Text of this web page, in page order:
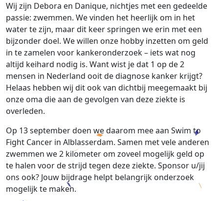
Wij zijn Debora en Danique, nichtjes met een gedeelde
passie: zwemmen. We vinden het heerlijk om in het
water te zijn, maar dit keer springen we erin met een
bijzonder doel. We willen onze hobby inzetten om geld
in te zamelen voor kankeronderzoek – iets wat nog
altijd keihard nodig is. Want wist je dat 1 op de 2
mensen in Nederland ooit de diagnose kanker krijgt?
Helaas hebben wij dit ook van dichtbij meegemaakt bij
onze oma die aan de gevolgen van deze ziekte is
overleden.
Op 13 september doen we daarom mee aan Swim to
Fight Cancer in Alblasserdam. Samen met vele anderen
zwemmen we 2 kilometer om zoveel mogelijk geld op
te halen voor de strijd tegen deze ziekte. Sponsor u/jij
ons ook? Jouw bijdrage helpt belangrijk onderzoek
mogelijk te maken.